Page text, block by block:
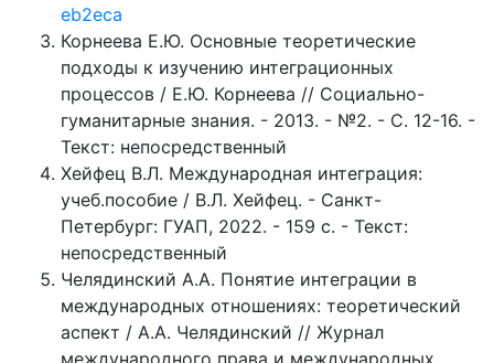
eb2eca
Корнеева Е.Ю. Основные теоретические
подходы к изучению интеграционных
процессов / Е.Ю. Корнеева // Социально-
гуманитарные знания. - 2013. - №2. - С. 12-16. -
Текст: непосредственный
Хейфец В.Л. Международная интеграция:
учеб.пособие / В.Л. Хейфец. - Санкт-
Петербург: ГУАП, 2022. - 159 с. - Текст:
непосредственный
Челядинский А.А. Понятие интеграции в
международных отношениях: теоретический
аспект / А.А. Челядинский // Журнал
международного права и международных